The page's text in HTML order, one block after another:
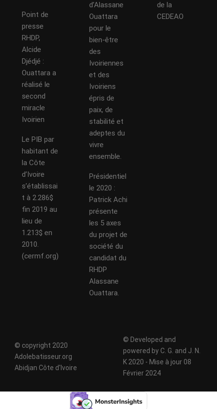
Point de
presse
RHDP,
Alcide
Djédjé :
Ouattara a
réalisé le
second
miracle
Ivoirien
Le PIB par
habitant de
la Côte
d’Ivoire
s’établissai
t à 2.286$
fin 2019 au
lieu de
1.213$ en
2010.
(cermf.org)
d’Alassane
Ouattara
pour le
bien-être
des
Ivoiriennes
et des
Ivoiriens
épris de
paix, de
stabilité et
adeptes du
vivre
ensemble.
Présidentiel
le 2020 :
Patrick Achi
présente
les 5 axes
du projet de
société du
candidat du
RHDP
Alassane
Ouattara.
de la
CEDEAO
© copyright 2020
Adolebatisseur.org
Abidjan Côte d'Ivoire
© Developed and
powered by C. G. and J. N.
K 2020 - Mise à jour 08
Février 2024